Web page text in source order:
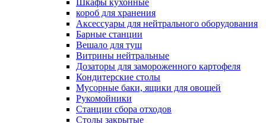
Шкафы кухонные
короб для хранения
Аксессуары для нейтрального оборудования
Барные станции
Вешало для туш
Витрины нейтральные
Дозаторы для замороженного картофеля
Кондитерские столы
Мусорные баки, ящики для овощей
Рукомойники
Станции сбора отходов
Столы закрытые